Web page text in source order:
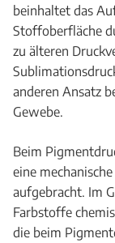
beinhaltet das
Stoffoberfläche
zu älteren
anderen Ansatz
Gewebe.
Beim
eine
aufgebracht. Im
Farbstoffe
die beim